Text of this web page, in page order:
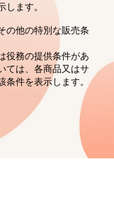
ます。
の他の特別な販売条
役務の提供条件があ
ては、各商品又はサ
件を表示します。